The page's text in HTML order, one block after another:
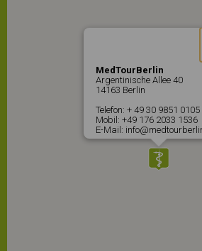
MedTourBerlin
Argentinische Allee 40
14163 Berlin
Telefon: + 49 30 9851 0105
Mobil: +49 176 2033 1536
E-Mail: